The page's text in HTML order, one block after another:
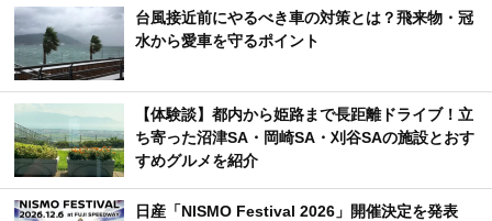
台風接近前にやるべき車の対策とは？飛来物・冠
水から愛車を守るポイント
【体験談】都内から姫路まで長距離ドライブ！立
ち寄った沼津SA・岡崎SA・刈谷SAの施設とおす
すめグルメを紹介
日産「NISMO Festival 2026」開催決定を発表